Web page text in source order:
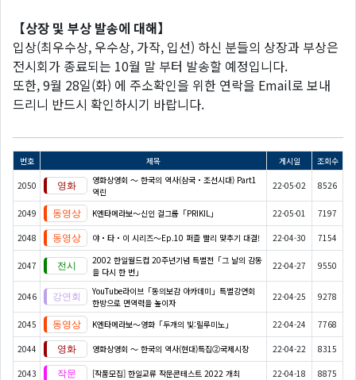
【상장 및 부상 발송에 대해】
입상(최우수상, 우수상, 가작, 입선) 하신 분들의 상장과 부상은
전시회가 종료되는 10월 말 부터 발송할 예정입니다.
또한, 9월 28일(화) 에 주소확인을 위한 연락을 Email로 보내
드리니 반드시 확인하시기 바랍니다.
번호 제목 게시일 조회수
2050
영화상영회 ～ 한국의 역사(삼국・조선시대) Part1
역린
22-05-02 8526
2049 K엔타메라보～신인 걸그룹「PRIKIL」 22-05-01 7197
2048 야・타・이 시리즈〜Ep.10 퍼즐 빨리 맞추기 대결! 22-04-30 7154
2047
2002 한일월드컵 20주년기념 특별전「그 날의 감동
을 다시 한 번」
22-04-27 9550
2046
YouTube라이브「동의보감 아카데미」특별강연회
한방으로 면역력을 높이자
22-04-25 9278
2045 K엔타메라보～영화「두개의 빛:릴루미노」 22-04-24 7768
2044 영화상영회 ～ 한국의 역사(현대)특집②국제시장 22-04-22 8315
2043 [작품모집] 한일교류 작문콘테스트 2022 개최 22-04-18 8875